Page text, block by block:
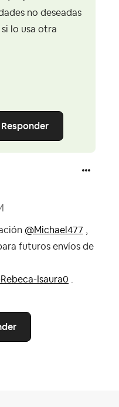
no deseadas
lo usa otra
Responder
@Michael477 ,
futuros envíos de
Isaura0 .